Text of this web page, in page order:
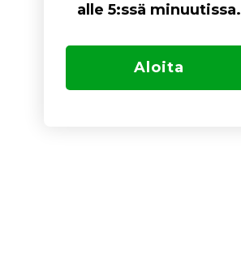
alle 5:ssä minuutissa.
Aloita